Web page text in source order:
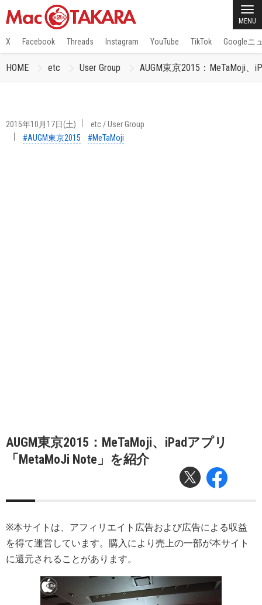
MENU
X Facebook Threads Instagram YouTube TikTok Googleニ
HOME etc User Group AUGM東京2015：MeTaMoji
2015年10月17日(土) etc/User Group
#AUGM東京2015
#MeTaMoji
AUGM東京2015：MeTaMoji、iPadアプリ
「MetaMoJi Note」を紹介
※本サイトは、アフィリエイト広告および広告による収益
を得て運営しています。購入により売上の一部が本サイト
に還元されることがあります。